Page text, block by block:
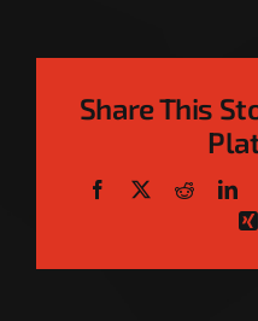
Share This
Facebook
X Reddit